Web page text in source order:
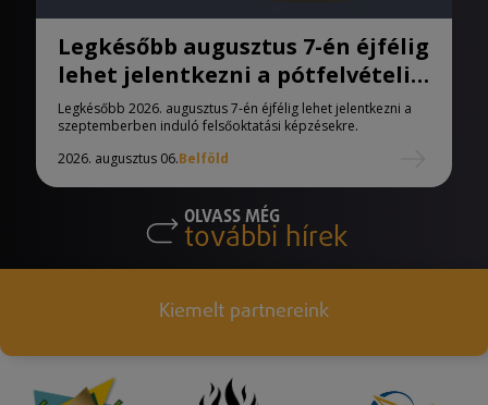
Legkésőbb augusztus 7-én éjfélig
lehet jelentkezni a pótfelvételi
eljárásban
Legkésőbb 2026. augusztus 7-én éjfélig lehet jelentkezni a
szeptemberben induló felsőoktatási képzésekre.
2026. augusztus 06.Belföld
OLVASS MÉG
további hírek
Kiemelt partnereink